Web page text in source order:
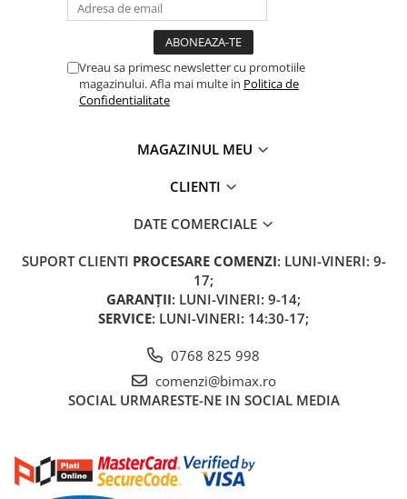
PIESE DE SCHIMB
Acumulatori
Acumulatori 24V
Display
Incarcatoare 24V
Incarcatoare 36V
PIESE UNIVERSALE
Baterie Trotineta Electrica
Vreau sa primesc newsletter cu promotiile
magazinului. Afla mai multe in Politica de
Confidentialitate
MAGAZINUL MEU
CLIENTI
DATE COMERCIALE
SUPORT CLIENTI PROCESARE COMENZI: LUNI-VINERI: 9-
17;
GARANȚII: LUNI-VINERI: 9-14;
SERVICE: LUNI-VINERI: 14:30-17;
0768 825 998
comenzi@bimax.ro
SOCIAL URMARESTE-NE IN SOCIAL MEDIA